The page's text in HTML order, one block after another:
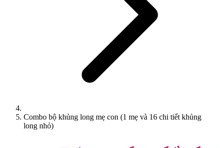
Combo bộ khủng long mẹ con (1 mẹ và 16 chi tiết khủng
long nhỏ)